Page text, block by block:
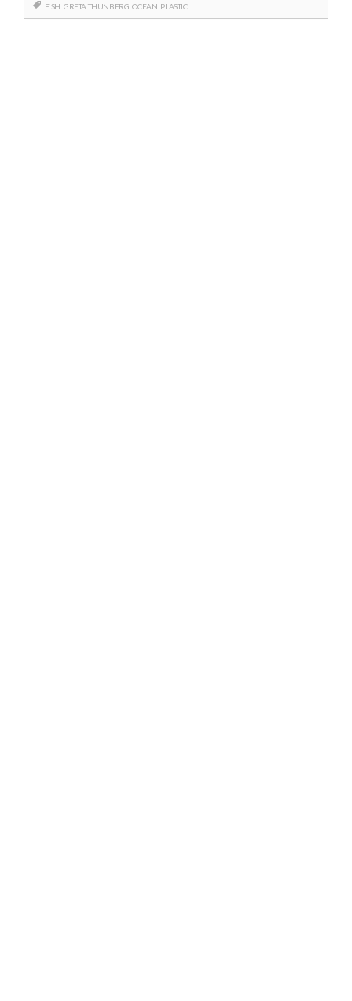
FISH GRETA THUNBERG OCEAN PLASTIC